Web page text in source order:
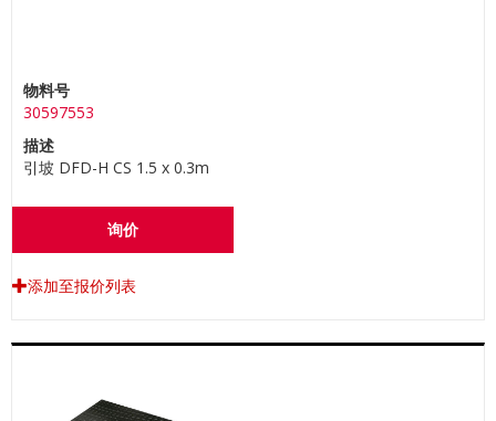
物料号
30597553
描述
引坡 DFD-H CS 1.5 x 0.3m
询价
添加至报价列表